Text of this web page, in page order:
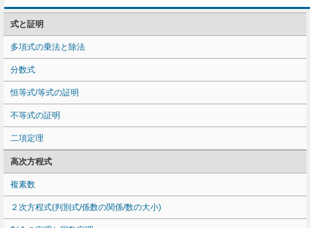
式と証明
多項式の乗法と除法
分数式
恒等式/等式の証明
不等式の証明
二項定理
高次方程式
複素数
２次方程式(判別式/係数の関係/数の大小)